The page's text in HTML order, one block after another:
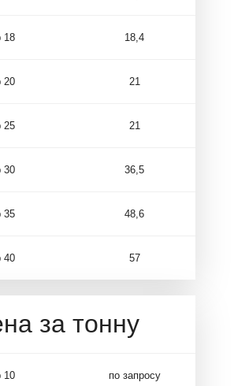
18 18,4
20 21
25 21
30 36,5
35 48,6
40 57
за тонну
10 по запросу